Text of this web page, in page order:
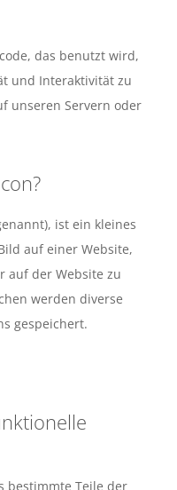
das benutzt wird,
und Interaktivität zu
unseren Servern oder
ist ein kleines
auf einer Website,
auf der Website zu
werden diverse
gespeichert.
bestimmte Teile der